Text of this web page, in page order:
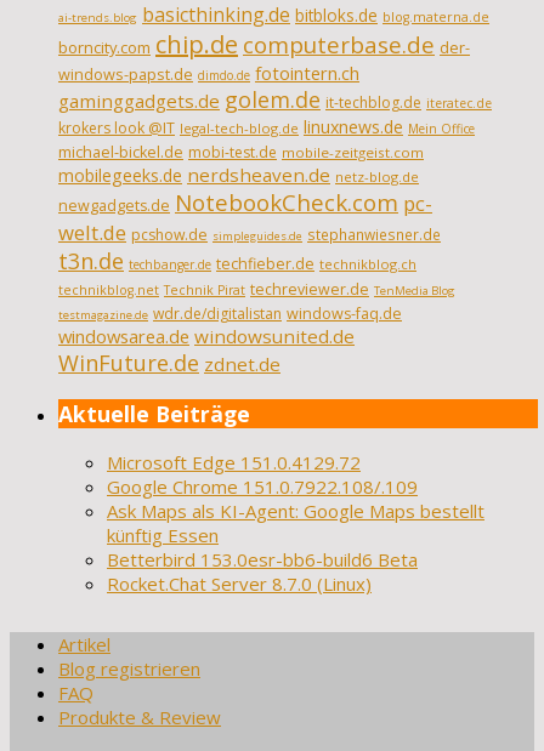
ai-trends.blog basicthinking.de bitbloks.de blog.materna.de
borncity.com chip.de computerbase.de der-
windows-papst.de dimdo.de fotointern.ch
gaminggadgets.de golem.de it-techblog.de iteratec.de
krokers look @IT legal-tech-blog.de linuxnews.de Mein Office
michael-bickel.de mobi-test.de mobile-zeitgeist.com
mobilegeeks.de nerdsheaven.de netz-blog.de
newgadgets.de NotebookCheck.com pc-
welt.de pcshow.de simpleguides.de stephanwiesner.de
t3n.de techbanger.de techfieber.de technikblog.ch
technikblog.net Technik Pirat techreviewer.de TenMedia Blog
testmagazine.de wdr.de/digitalistan windows-faq.de
windowsarea.de windowsunited.de
WinFuture.de zdnet.de
Aktuelle Beiträge
Microsoft Edge 151.0.4129.72
Google Chrome 151.0.7922.108/.109
Ask Maps als KI-Agent: Google Maps bestellt
künftig Essen
Betterbird 153.0esr-bb6-build6 Beta
Rocket.Chat Server 8.7.0 (Linux)
Artikel
Blog registrieren
FAQ
Produkte & Review